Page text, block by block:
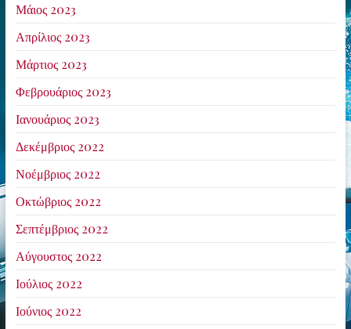
Μάιος 2023
Απρίλιος 2023
Μάρτιος 2023
Φεβρουάριος 2023
Ιανουάριος 2023
Δεκέμβριος 2022
Νοέμβριος 2022
Οκτώβριος 2022
Σεπτέμβριος 2022
Αύγουστος 2022
Ιούλιος 2022
Ιούνιος 2022